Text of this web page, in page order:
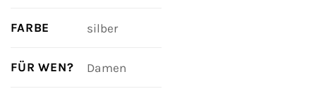
FARBE silber
FÜR WEN? Damen